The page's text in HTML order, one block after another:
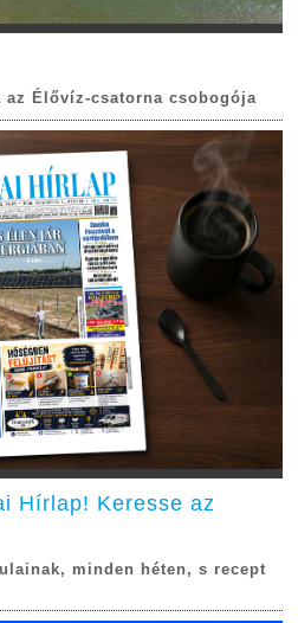
az Élővíz-csatorna csobogója
Hírlap! Keresse az
minden héten, s recept